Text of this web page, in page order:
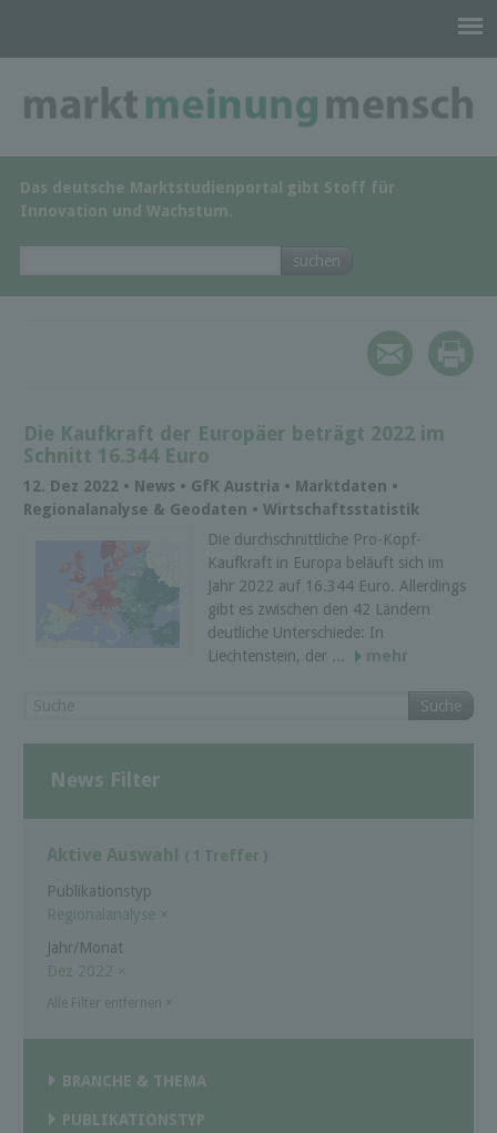
Das deutsche Marktstudienportal gibt Stoff für
Innovation und Wachstum.
Die Kaufkraft der Europäer beträgt 2022 im
Schnitt 16.344 Euro
12. Dez 2022 • News • GfK Austria • Marktdaten •
Regionalanalyse & Geodaten • Wirtschaftsstatistik
Die durchschnittliche Pro-Kopf-
Kaufkraft in Europa beläuft sich im
Jahr 2022 auf 16.344 Euro. Allerdings
gibt es zwischen den 42 Ländern
deutliche Unterschiede: In
Liechtenstein, der ...
mehr
Suche
News Filter
Aktive Auswahl ( 1 Treffer )
Publikationstyp
Regionalanalyse ×
Jahr/Monat
Dez 2022 ×
BRANCHE & THEMA
PUBLIKATIONSTYP